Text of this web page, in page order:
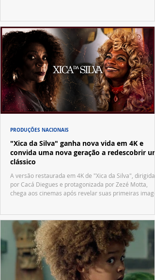
"Xica da Silva" ganha nova vida em 4K e
convida uma nova geração a redescobrir um
clássico
A versão restaurada em 4K de "Xica da Silva", dirigida
por Cacá Diegues e protagonizada por Zezé Motta,
chega aos cinemas após revelar suas primeiras
PRODUÇÕES NACIONAIS